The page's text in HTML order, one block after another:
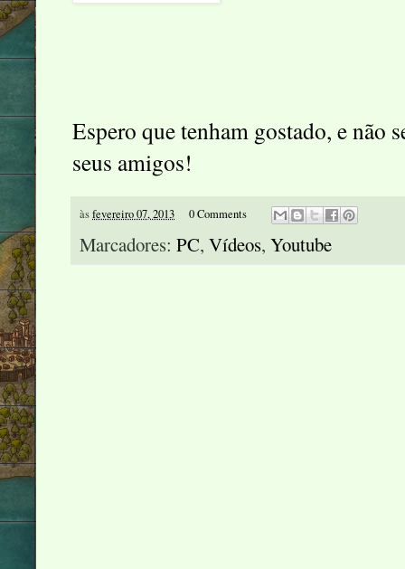
Espero que tenham gostado, e não
seus amigos!
àsfevereiro 07, 2013 0 Comments
Marcadores: PC, Vídeos, Youtube